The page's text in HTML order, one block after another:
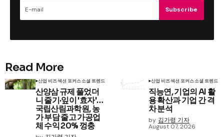
Subscribe
Read More
산업 비즈섹션 포커스소셜 트렌드
산양삼 규제 풀었더
니 줄기·잎이 '효자'…
국립산림과학원, 농
가 부담 줄고 가공업
체 수익 20% 껑충
산업 비즈섹션 포커스소셜 트렌드
직능연, 기업의 AI 활
용 확산과 기업 간 격
차 분석
by 김가령 기자
August 07, 2026